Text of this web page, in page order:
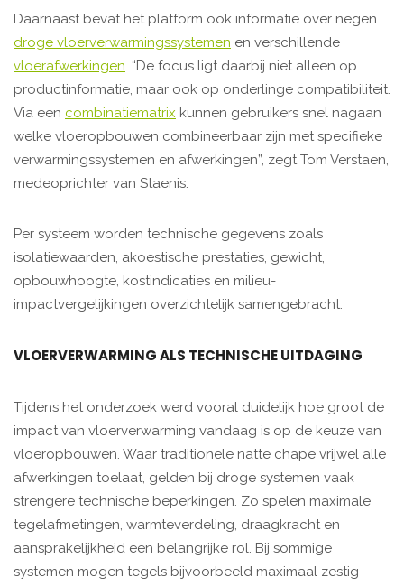
Daarnaast bevat het platform ook informatie over negen
droge vloerverwarmingssystemen en verschillende
vloerafwerkingen. “De focus ligt daarbij niet alleen op
productinformatie, maar ook op onderlinge compatibiliteit.
Via een combinatiematrix kunnen gebruikers snel nagaan
welke vloeropbouwen combineerbaar zijn met specifieke
verwarmingssystemen en afwerkingen”, zegt Tom Verstaen,
medeoprichter van Staenis.
Per systeem worden technische gegevens zoals
isolatiewaarden, akoestische prestaties, gewicht,
opbouwhoogte, kostindicaties en milieu-
impactvergelijkingen overzichtelijk samengebracht.
VLOERVERWARMING ALS TECHNISCHE UITDAGING
Tijdens het onderzoek werd vooral duidelijk hoe groot de
impact van vloerverwarming vandaag is op de keuze van
vloeropbouwen. Waar traditionele natte chape vrijwel alle
afwerkingen toelaat, gelden bij droge systemen vaak
strengere technische beperkingen. Zo spelen maximale
tegelafmetingen, warmteverdeling, draagkracht en
aansprakelijkheid een belangrijke rol. Bij sommige
systemen mogen tegels bijvoorbeeld maximaal zestig